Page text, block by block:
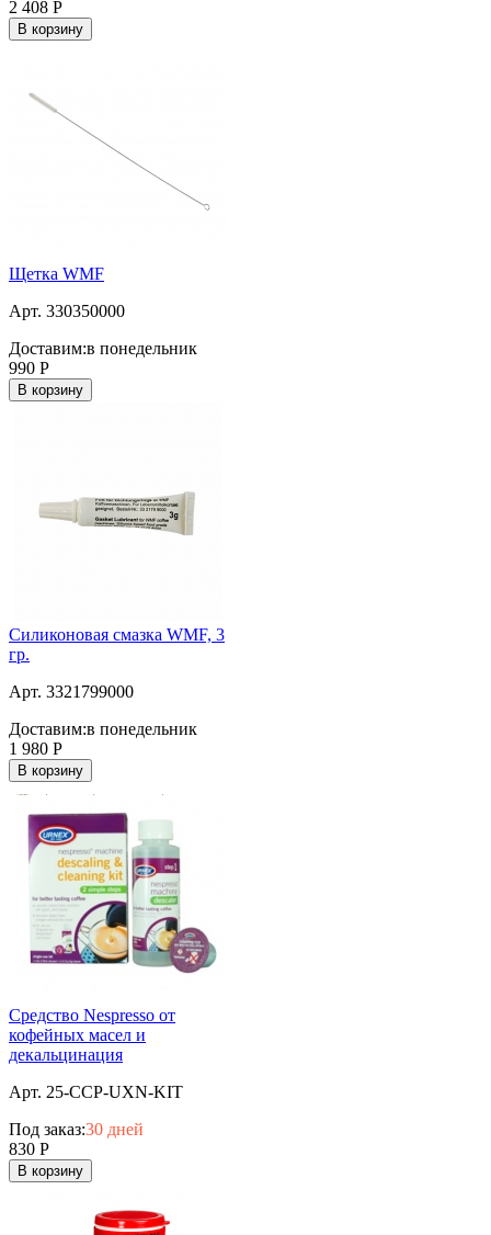
2 408 Р
В корзину
Щетка WMF
Арт. 330350000
Доставим:в понедельник
990 Р
В корзину
Силиконовая смазка WMF, 3
гр.
Арт. 3321799000
Доставим:в понедельник
1 980 Р
В корзину
Средство Nespresso от
кофейных масел и
декальцинация
Арт. 25-CCP-UXN-KIT
Под заказ:30 дней
830 Р
В корзину